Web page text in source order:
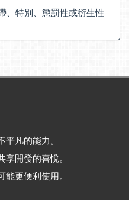
、特別、懲罰性或衍生性
凡的能力。
開發的喜悅。
更便利使用。